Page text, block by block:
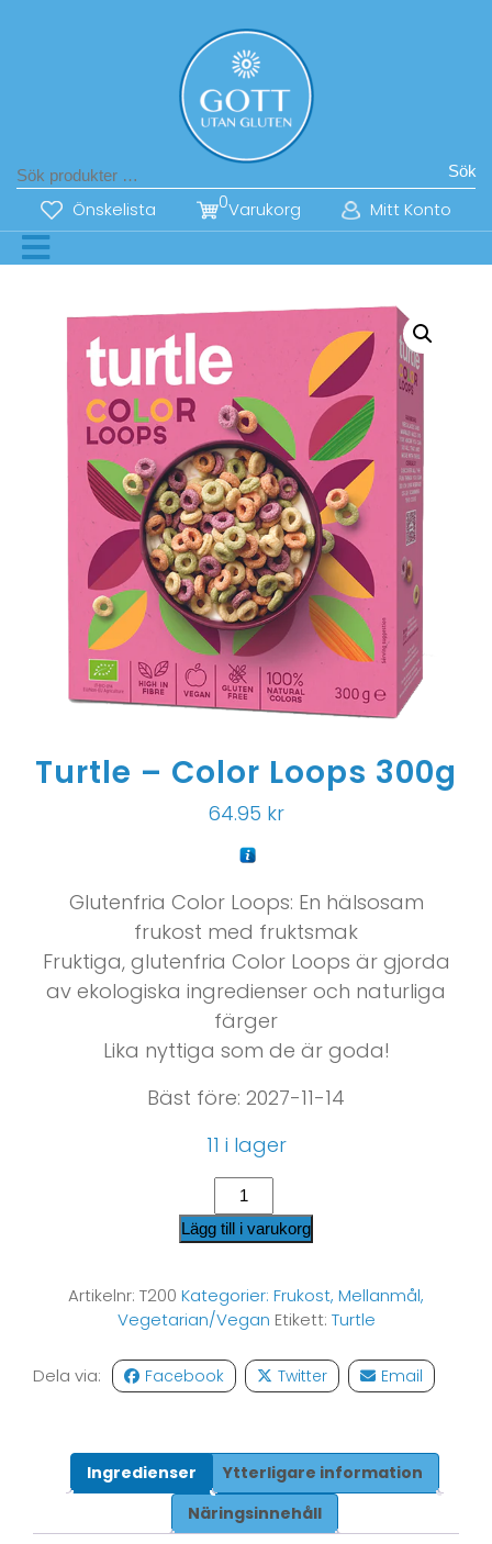
Sök
Önskelista Varukorg
0 Mitt Konto
Turtle – Color Loops 300g
64.95 kr
Glutenfria Color Loops: En hälsosam
frukost med fruktsmak
Fruktiga, glutenfria Color Loops är gjorda
av ekologiska ingredienser och naturliga
färger
Lika nyttiga som de är goda!
Bäst före: 2027-11-14
11 i lager
Lägg till i varukorg
Artikelnr: T200 Kategorier: Frukost, Mellanmål,
Vegetarian/Vegan Etikett: Turtle
Dela via: Facebook Twitter Email
Ingredienser
Ytterligare information
Näringsinnehåll